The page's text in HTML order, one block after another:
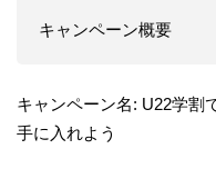
キャンペーン概要
キャンペーン名: U22学割
手に入れよう